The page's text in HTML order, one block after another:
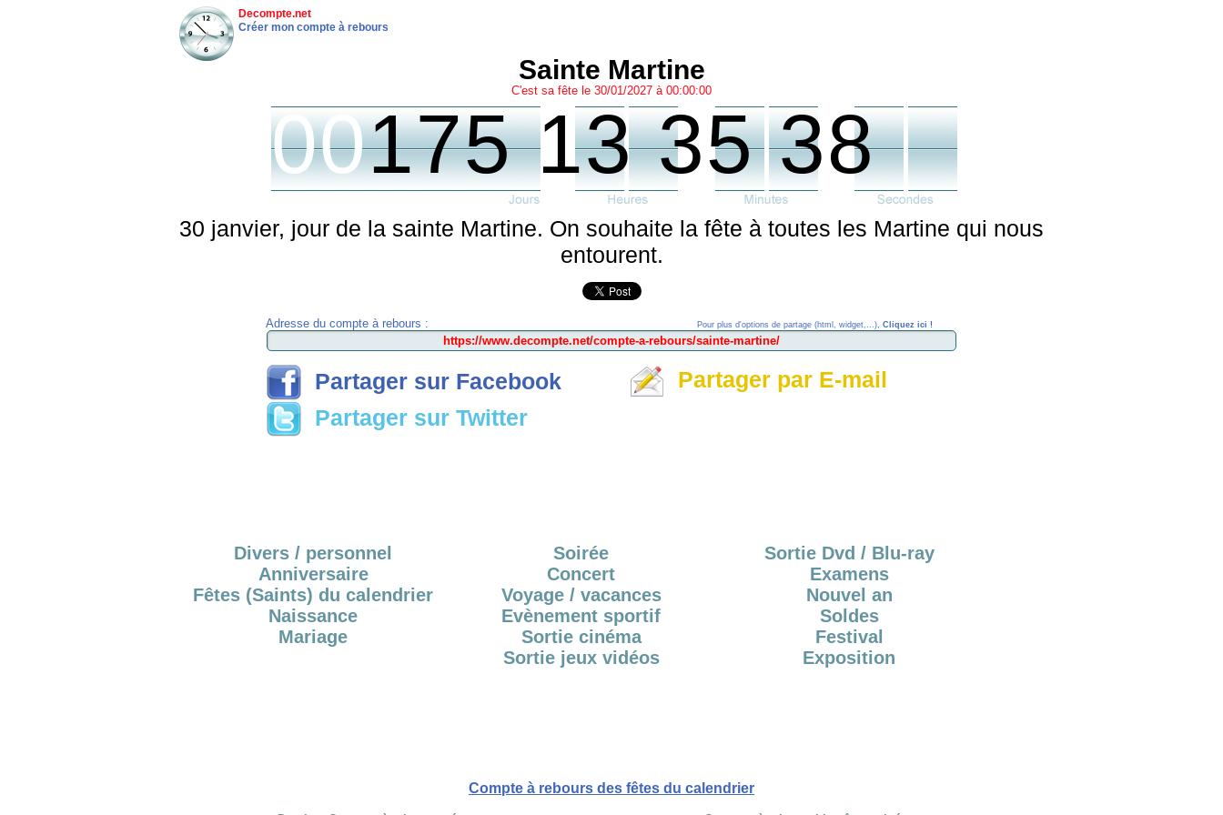
Decompte.net
Créer mon compte à rebours
Sainte Martine
C'est sa fête le 30/01/2027 à 00:00:00
00175 13 35 38
30 janvier, jour de la sainte Martine. On souhaite la fête à toutes les Martine qui nous
entourent.
Adresse du compte à rebours : Pour plus d'options de partage (html, widget,...), Cliquez ici !
Partager sur Facebook
Partager sur Twitter
Partager par E-mail
Divers / personnel
Anniversaire
Fêtes (Saints) du calendrier
Naissance
Mariage
Soirée
Concert
Voyage / vacances
Evènement sportif
Sortie cinéma
Sortie jeux vidéos
Sortie Dvd / Blu-ray
Examens
Nouvel an
Soldes
Festival
Exposition
Compte à rebours des fêtes du calendrier